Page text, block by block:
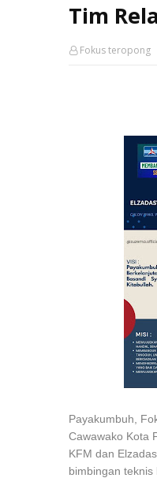
Tim
Fokus teropong
Payakumbuh,
Cawawako Kota
KFM dan
bimbingan